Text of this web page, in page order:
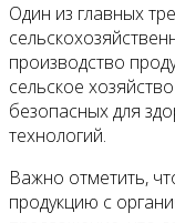
Один из главных
производство
сельское
безопасных для
технологий.
Важно отметить,
продукцию с